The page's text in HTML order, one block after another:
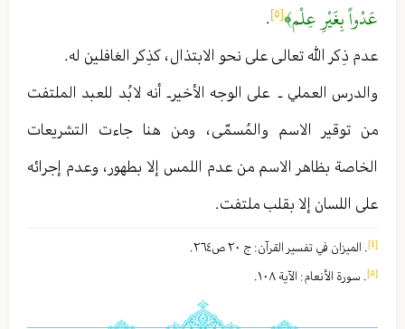
عَدْواً بِغَيْرِ عِلْم﴾[٥]
.
عدم ذِكر الله تعالى على نحو الابتذال ، كذِكر الغافلين له .
والدرس العملي ـ على الوجه الأخير ـ أنه لا بُد للعبد الملتفت
من توقير الاسم والمُسمّى ، ومن هنا جاءت التشريعات
الخاصة بظاهر الاسم من عدم اللمس إلا بطهور ، وعدم إجرائه
على اللسان إلا بقلب ملتفت .
[٤] . المیزان في تفسیر القرآن : ج ٢٠ ص٢٦٤ .
[٥] . سورة الأنعام : الآية ١٠٨ .